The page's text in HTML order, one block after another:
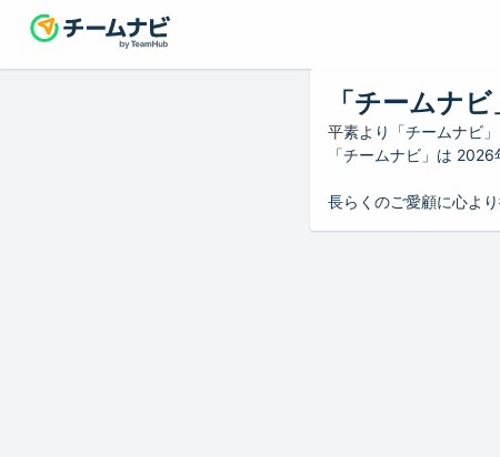
「チームナ
平素より「チームナビ
「チームナビ」は
長らくのご愛顧に心より